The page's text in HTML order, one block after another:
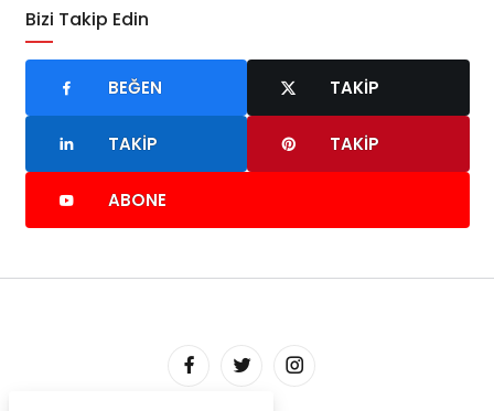
Bizi Takip Edin
BEĞEN TAKIP
TAKIP TAKIP
ABONE